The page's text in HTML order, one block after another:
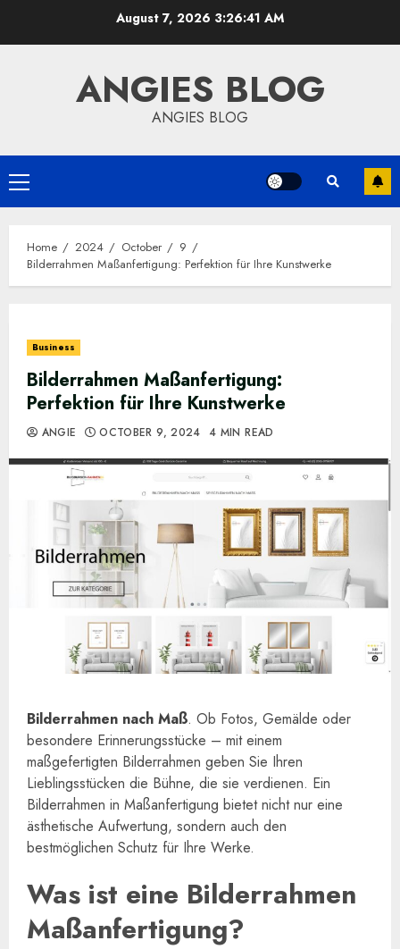
August 7, 2026 3:26:42 AM
ANGIES BLOG
ANGIES BLOG
Primary
Home 2024 October
9
Bilderrahmen Maßanfertigung: Perfektion für Ihre Kunstwerke
Business
Bilderrahmen Maßanfertigung:
Perfektion für Ihre Kunstwerke
ANGIE OCTOBER 9, 2024 4 MIN READ
Bilderrahmen nach Maß. Ob Fotos, Gemälde oder
besondere Erinnerungsstücke – mit einem
maßgefertigten Bilderrahmen geben Sie Ihren
Lieblingsstücken die Bühne, die sie verdienen. Ein
Bilderrahmen in Maßanfertigung bietet nicht nur eine
ästhetische Aufwertung, sondern auch den
bestmöglichen Schutz für Ihre Werke.
Was ist eine Bilderrahmen
Maßanfertigung?